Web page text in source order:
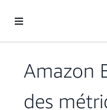
Amazon
des